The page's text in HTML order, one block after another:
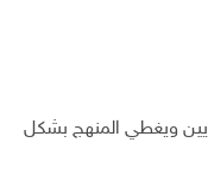
ويغطي المنهج بشكل